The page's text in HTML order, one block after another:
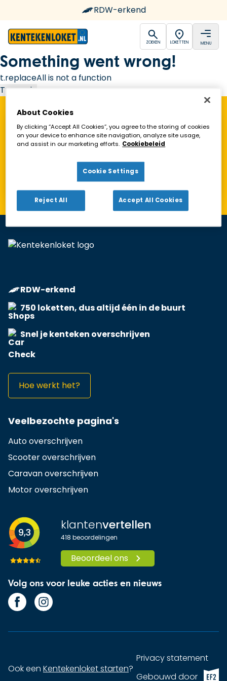
RDW-erkend
open
ZOEKEN LOKETTEN MENU
Something went wrong!
t.replaceAll is not a function
Try again
Vind een Kentekenloket in de buurt!
Toon alleen geopende loketten
RDW-erkend
750 loketten, dus altijd één in de buurt
Snel je kenteken overschrijven
Hoe werkt het?
Veelbezochte pagina's
Auto overschrijven
Scooter overschrijven
Caravan overschrijven
Motor overschrijven
9,3 klantenvertellen
418 beoordelingen
Beoordeel ons
Volg ons voor leuke acties en nieuws
Ook een Kentekenloket starten?
Privacy statement
Gebouwd doorEF2
About Cookies
By clicking “Accept All Cookies”, you agree to the storing of cookies
on your device to enhance site navigation, analyze site usage,
and assist in our marketing efforts. Cookiebeleid
Cookie Settings
Reject All Accept All Cookies